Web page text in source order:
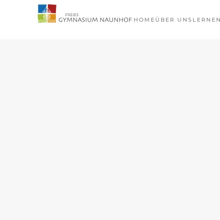
Zum Hauptinhalt springen HOME ÜBER UNS